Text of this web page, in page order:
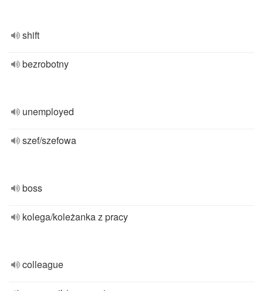
shift
bezrobotny
unemployed
szef/szefowa
boss
kolega/koleżanka z pracy
colleague